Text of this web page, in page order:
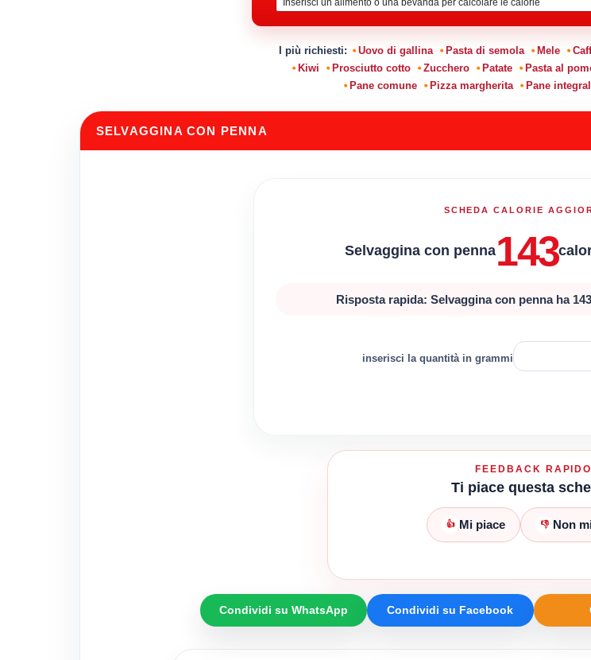
I più richiesti: Uovo di gallina Pasta di semola Mele
Kiwi
Prosciutto cotto Zucchero Patate Pasta al
Pane comune
Pizza margherita Pane
SELVAGGINA CON PENNA
SCHEDA CALORIE
Selvaggina con penna143
Risposta rapida: Selvaggina con penna ha
inserisci la quantità in grammi
FEEDBACK RAPIDO
Ti piace questa
👍 Mi piace 👎 Non
Condividi su WhatsApp Condividi su Facebook